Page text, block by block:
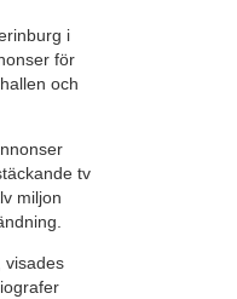
i
för
och
tv
miljon
visades